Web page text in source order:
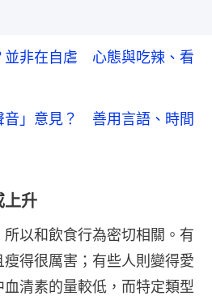
並非在自虐 心態與吃辣、看
音」意見？ 善用言語、時間
升
以和飲食行為密切相關。有
得很厲害；有些人則變得愛
清素的量較低，而特定類型